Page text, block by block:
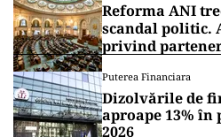
Reforma ANI
scandal politic.
privind
Puterea Financiara
Dizolvările de
aproape 13%
2026